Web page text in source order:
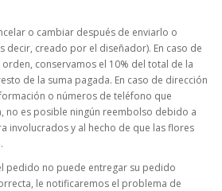
o cambiar después de enviarlo o
decir, creado por el diseñador). En caso de
conservamos el 10% del total de la
de la suma pagada. En caso de dirección
o números de teléfono que
no es posible ningún reembolso debido a
involucrados y al hecho de que las flores
pedido no puede entregar su pedido
le notificaremos el problema de